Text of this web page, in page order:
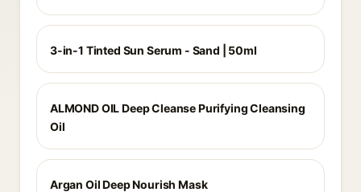
3-in-1 Tinted Sun Serum - Sand | 50ml
ALMOND OIL Deep Cleanse Purifying Cleansing
Oil
Argan Oil Deep Nourish Mask